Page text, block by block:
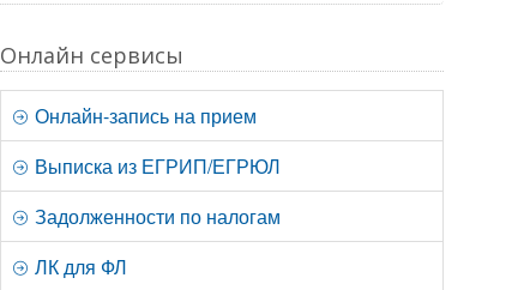
Онлайн сервисы
Онлайн-запись на прием
Выписка из ЕГРИП/ЕГРЮЛ
Задолженности по налогам
ЛК для ФЛ